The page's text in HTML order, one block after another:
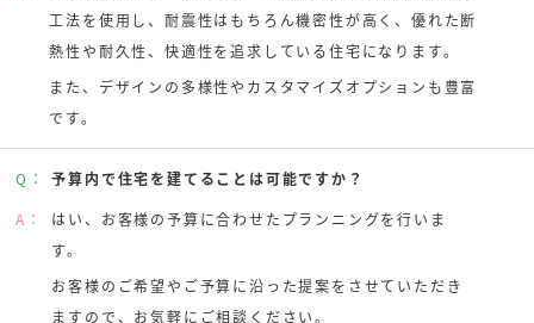
工法を使用し、耐震性はもちろん機密性が高く、優れた断
熱性や耐久性、快適性を追求している住宅になります。
また、デザインの多様性やカスタマイズオプションも豊富
です。
Q：
予算内で住宅を建てることは可能ですか？
A：
はい、お客様の予算に合わせたプランニングを行いま
す。
お客様のご希望やご予算に沿った提案をさせていただき
ますので、お気軽にご相談ください。